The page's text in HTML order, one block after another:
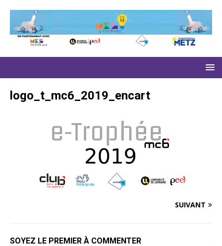
logo_t_mc6_2019_encart
SUIVANT
SOYEZ LE PREMIER À COMMENTER